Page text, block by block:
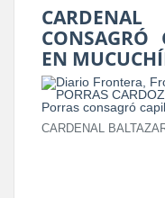
CARDENAL
EN
CARDENAL